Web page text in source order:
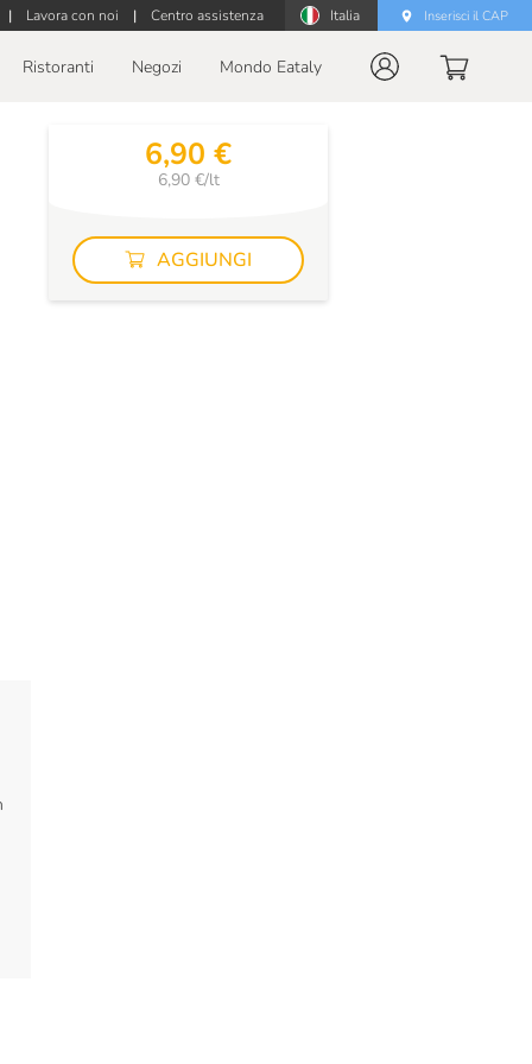
| Lavora con noi | Centro assistenza Italia Inserisci il CAP
Ristoranti Negozi Mondo Eataly
6,90 €
6,90 €/lt
AGGIUNGI